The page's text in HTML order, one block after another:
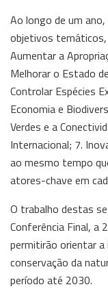
Ao longo de um
objetivos
Aumentar a
Melhorar o Estado
Controlar Espécies
Economia e
Verdes e a
Internacional; 7.
ao mesmo tempo
atores-chave em
O trabalho destas
Conferência Final, a
permitirão orientar a
conservação da
período até 2030.